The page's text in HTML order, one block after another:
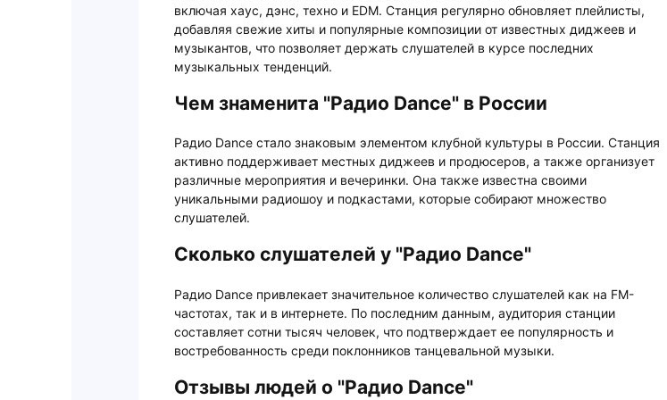
включая хаус, дэнс, техно и EDM. Станция регулярно обновляет плейлисты,
добавляя свежие хиты и популярные композиции от известных диджеев и
музыкантов, что позволяет держать слушателей в курсе последних
музыкальных тенденций.
Чем знаменита "Радио Dance" в России
Радио Dance стало знаковым элементом клубной культуры в России. Станция
активно поддерживает местных диджеев и продюсеров, а также организует
различные мероприятия и вечеринки. Она также известна своими
уникальными радиошоу и подкастами, которые собирают множество
слушателей.
Сколько слушателей у "Радио Dance"
Радио Dance привлекает значительное количество слушателей как на FM-
частотах, так и в интернете. По последним данным, аудитория станции
составляет сотни тысяч человек, что подтверждает ее популярность и
востребованность среди поклонников танцевальной музыки.
Отзывы людей о "Радио Dance"